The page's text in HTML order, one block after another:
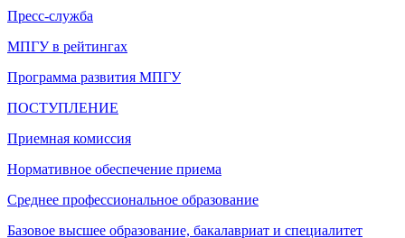
Пресс-служба
МПГУ в рейтингах
Программа развития МПГУ
ПОСТУПЛЕНИЕ
Приемная комиссия
Нормативное обеспечение приема
Среднее профессиональное образование
Базовое высшее образование, бакалавриат и специалитет